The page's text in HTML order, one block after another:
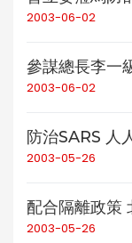
2003-06-02
參謀總長李一
2003-06-02
防治SARS 人
2003-05-26
配合隔離政策
2003-05-26